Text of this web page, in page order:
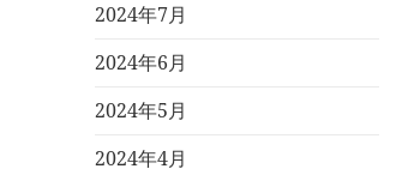
2024年7月
2024年6月
2024年5月
2024年4月